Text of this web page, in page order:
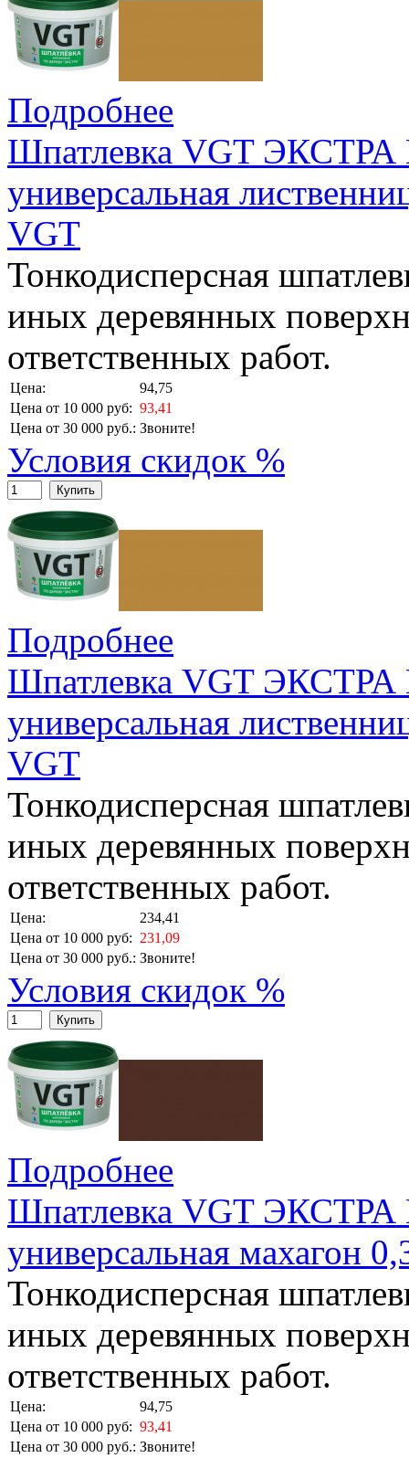
Подробнее
Шпатлевка VGT
универсальная
VGT
Тонкодисперсная
иных деревянных
ответственных работ.
Цена:
94,75
Цена от 10 000 руб: 93,41
Цена от 30 000 руб.: Звоните!
Условия скидок %
Купить
Подробнее
Шпатлевка VGT
универсальная
VGT
Тонкодисперсная
иных деревянных
ответственных работ.
Цена:
234,41
Цена от 10 000 руб: 231,09
Цена от 30 000 руб.: Звоните!
Условия скидок %
Купить
Подробнее
Шпатлевка VGT
универсальная махагон
Тонкодисперсная
иных деревянных
ответственных работ.
Цена:
94,75
Цена от 10 000 руб: 93,41
Цена от 30 000 руб.: Звоните!